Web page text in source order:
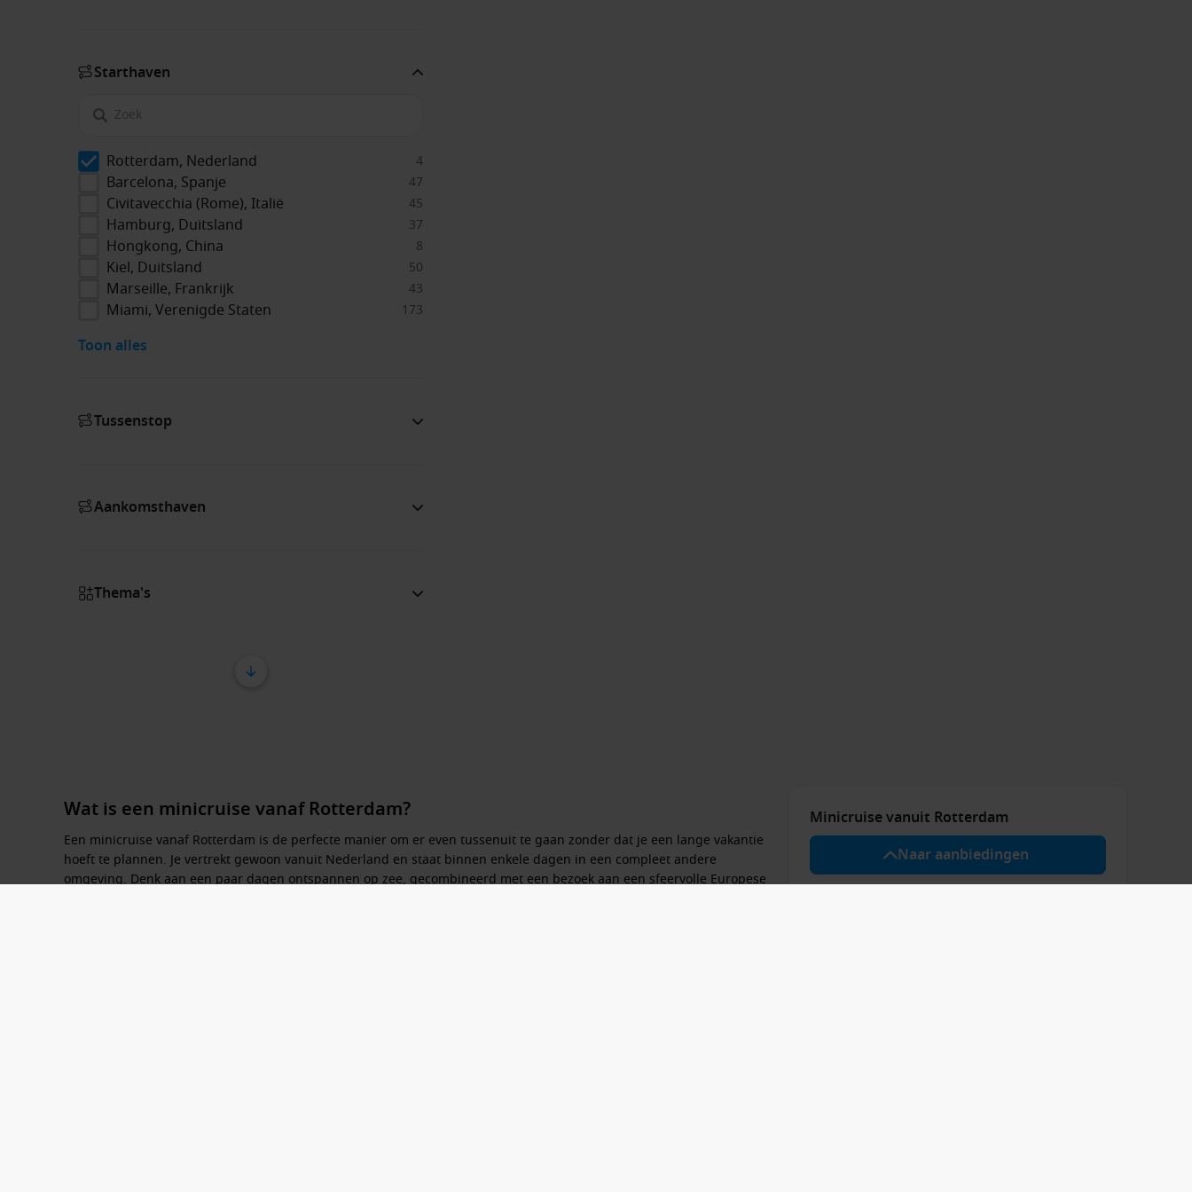
Start­haven
Rotterdam, Nederland 4
Barcelona, Spanje 47
Civitavecchia (Rome), Italië 45
Hamburg, Duitsland 37
Hongkong, China 8
Kiel, Duitsland 50
Marseille, Frankrijk 43
Miami, Verenigde Staten 173
Toon alles
Tussenstop
Aankomsthaven
Thema's
Wat is een minicruise vanaf Rotterdam?
Een minicruise vanaf Rotterdam is de perfecte manier om er even tussenuit te gaan zonder dat je een lange vakantie
hoeft te plannen. Je vertrekt gewoon vanuit Nederland en staat binnen enkele dagen in een compleet andere
omgeving. Denk aan een paar dagen ontspannen op zee, gecombineerd met een bezoek aan een sfeervolle Europese
Minicruise vanuit Rotterdam
Naar aanbiedingen